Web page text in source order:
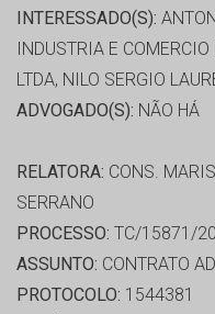
INTERESSADO(S):
INDUSTRIA E
LTDA, NILO SERGIO
ADVOGADO(S): NÃO HÁ
RELATORA: CONS.
SERRANO
PROCESSO: TC/15871/
ASSUNTO: CONTRATO
PROTOCOLO: 1544381